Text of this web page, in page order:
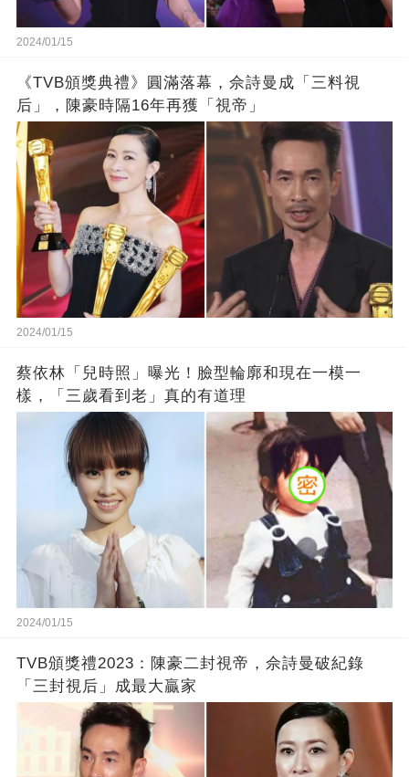
2024/01/15
《TVB頒獎典禮》圓滿落幕，佘詩曼成「三料視
后」，陳豪時隔16年再獲「視帝」
2024/01/15
蔡依林「兒時照」曝光！臉型輪廓和現在一模一
樣，「三歲看到老」真的有道理
2024/01/15
TVB頒獎禮2023：陳豪二封視帝，佘詩曼破紀錄
「三封視后」成最大贏家